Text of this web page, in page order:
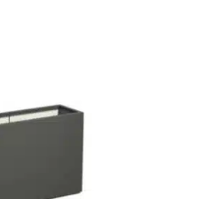
WÄHLEN
PRODUKT
WEIST